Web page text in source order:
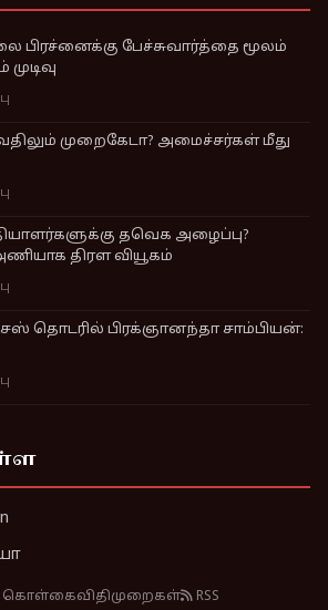
பிரச்னைக்கு பேச்சுவார்த்தை மூலம்
முறைகேடா? அமைச்சர்கள் மீது
தவெக அழைப்பு?
திரள வியூகம்
தொடரில் பிரக்ஞானந்தா சாம்பியன்:
கொள்கைவிதிமுறைகள் RSS